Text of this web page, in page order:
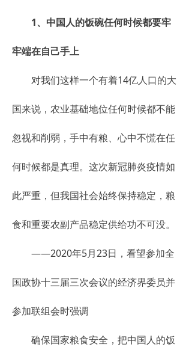
1、中国人的饭碗任何时候都要牢
牢端在自己手上
对我们这样一个有着14亿人口的大
国来说，农业基础地位任何时候都不能
忽视和削弱，手中有粮、心中不慌在任
何时候都是真理。这次新冠肺炎疫情如
此严重，但我国社会始终保持稳定，粮
食和重要农副产品稳定供给功不可没。
——2020年5月23日，看望参加全
国政协十三届三次会议的经济界委员并
参加联组会时强调
确保国家粮食安全，把中国人的饭